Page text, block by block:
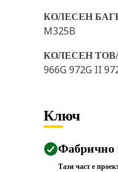
КОЛЕСЕН
M325B
КОЛЕСЕН
966G 972G II
Ключ
Фабрично
Тази част е